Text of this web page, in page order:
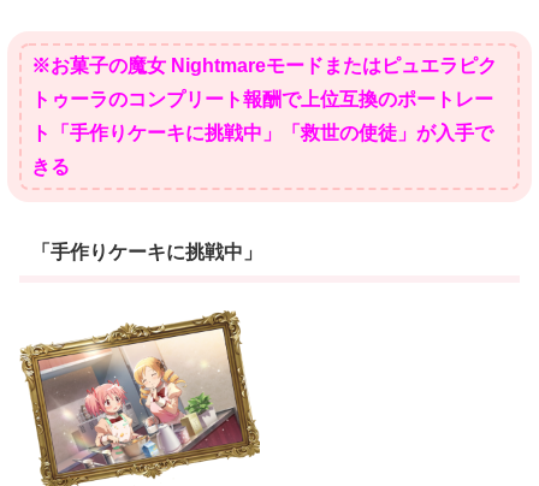
※お菓子の魔女 Nightmareモードまたはピュエラピク
トゥーラのコンプリート報酬で上位互換のポートレー
ト「手作りケーキに挑戦中」「救世の使徒」が入手で
きる
「手作りケーキに挑戦中」